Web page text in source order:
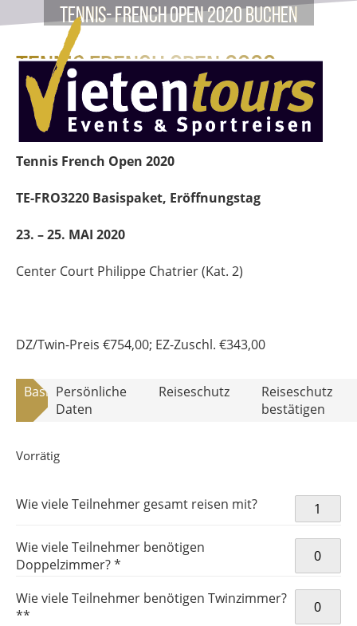
Tennis- French Open 2020 buchen
Tennis French Open 2020
Basispaket TE-FRO3220
Tennis French Open 2020
TE-FRO3220 Basispaket, Eröffnungstag
23. – 25. MAI 2020
Center Court Philippe Chatrier (Kat. 2)
DZ/Twin-Preis €754,00; EZ-Zuschl. €343,00
BasisdatenPersönliche
Daten
Reiseschutz
Reiseschutz
bestätigen
Vorrätig
Wie viele Teilnehmer gesamt reisen mit?
Tennis
French
Open
TE-
FRO3220
Menge
Wie viele Teilnehmer benötigen
Doppelzimmer? *
Wie viele Teilnehmer benötigen Twinzimmer?
**